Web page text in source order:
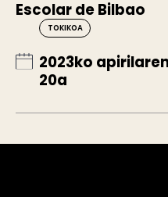
Escolar de Bilbao
TOKIKOA
2023ko
20a